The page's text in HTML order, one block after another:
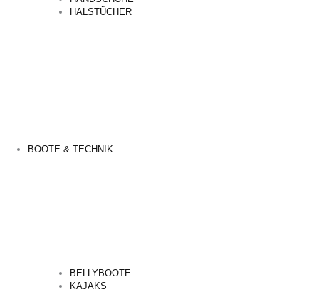
HALSTÜCHER
BOOTE & TECHNIK
BELLYBOOTE
KAJAKS